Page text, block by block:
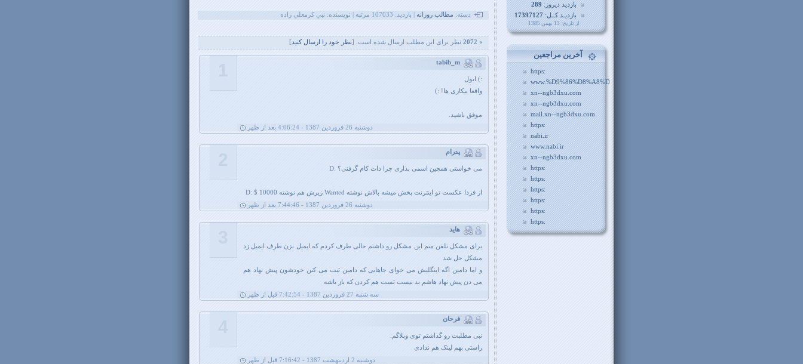
بازدید دیروز:289
بازدیـد کــل:17397127
از تاريخ: 13 بهمن 1385
آخرين مراجعين
https:
www.%D9%86%D8%A8%DB%8C.com
xn--ngb3dxu.com
xn--ngb3dxu.com
mail.xn--ngb3dxu.com
https:
nabi.ir
www.nabi.ir
xn--ngb3dxu.com
https:
https:
https:
https:
https:
https:
دسته: مطالب روزانه | بازديد: 107033 مرتبه | نويسنده: نبي کرمعلي زاده
» 2072 نظر برای این مطلب ارسال شده است. [نظر خود را ارسال کنيد ]
:) ایول
واقعا بیکاری ها! :)
موفق باشید.
دوشنبه 26 فروردین 1387 - 4:06:24 بعد از ظهر
پدرام
می خواستی همچین اسمی بذاری چرا دات کام گرفتی؟ :D
از فردا عکست تو اینترنت پخش میشه بالاش نوشته Wanted زیرش هم نوشته 10000 $ :D
دوشنبه 26 فروردین 1387 - 7:44:46 بعد از ظهر
هاید
برای مشکل تلفن منم این مشکل رو داشتم حالی طرف کردم که ایمیل بزن طرف ایمیل زد
مشکل حل شد
و اما دامین اگه اینگلیش می خوای جاهایی که دامین ثبت می کنن خودشون پیش نهاد هم
می دن پیش نهاد هاشم بد نیست تست هم کردن که باز باشه
سه شنبه 27 فروردین 1387 - 7:42:54 قبل از ظهر
فرحان
نبی مطلبت رو گذاشتم توی وبلاگم.
راستی بهم لینک هم ندادی
دوشنبه 2 اردیبهشت 1387 - 7:16:42 قبل از ظهر